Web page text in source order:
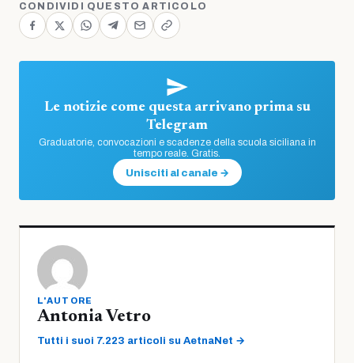
CONDIVIDI QUESTO ARTICOLO
Le notizie come questa arrivano prima su
Telegram
Graduatorie, convocazioni e scadenze della scuola siciliana in
tempo reale. Gratis.
Unisciti al canale →
L'AUTORE
Antonia Vetro
Tutti i suoi 7.223 articoli su AetnaNet →